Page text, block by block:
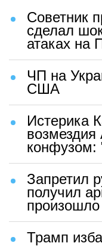
Советник
сделал
атаках на
ЧП на
США
Истерика
конфузом:
Запретил
получил
Трамп